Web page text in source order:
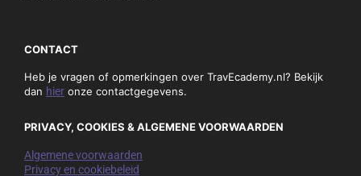
CONTACT
Heb je vragen of opmerkingen over TravEcademy.nl? Bekijk
dan hier onze contactgegevens.
PRIVACY, COOKIES & ALGEMENE VOORWAARDEN
Algemene voorwaarden
Privacy en cookiebeleid